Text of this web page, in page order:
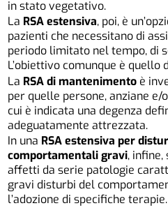
in stato vegetativo.
La RSA estensiva, poi, è
pazienti che necessitano di
periodo limitato nel tempo, di
L’obiettivo comunque è
La RSA di mantenimento è
per quelle persone, anziane
cui è indicata una degenza
adeguatamente attrezzata.
In una RSA estensiva per
comportamentali gravi, infine,
affetti da serie patologie
gravi disturbi del
l’adozione di specifiche terapie.